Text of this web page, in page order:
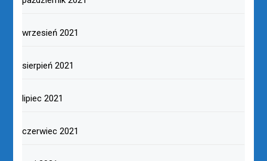
wrzesień 2021
sierpień 2021
lipiec 2021
czerwiec 2021